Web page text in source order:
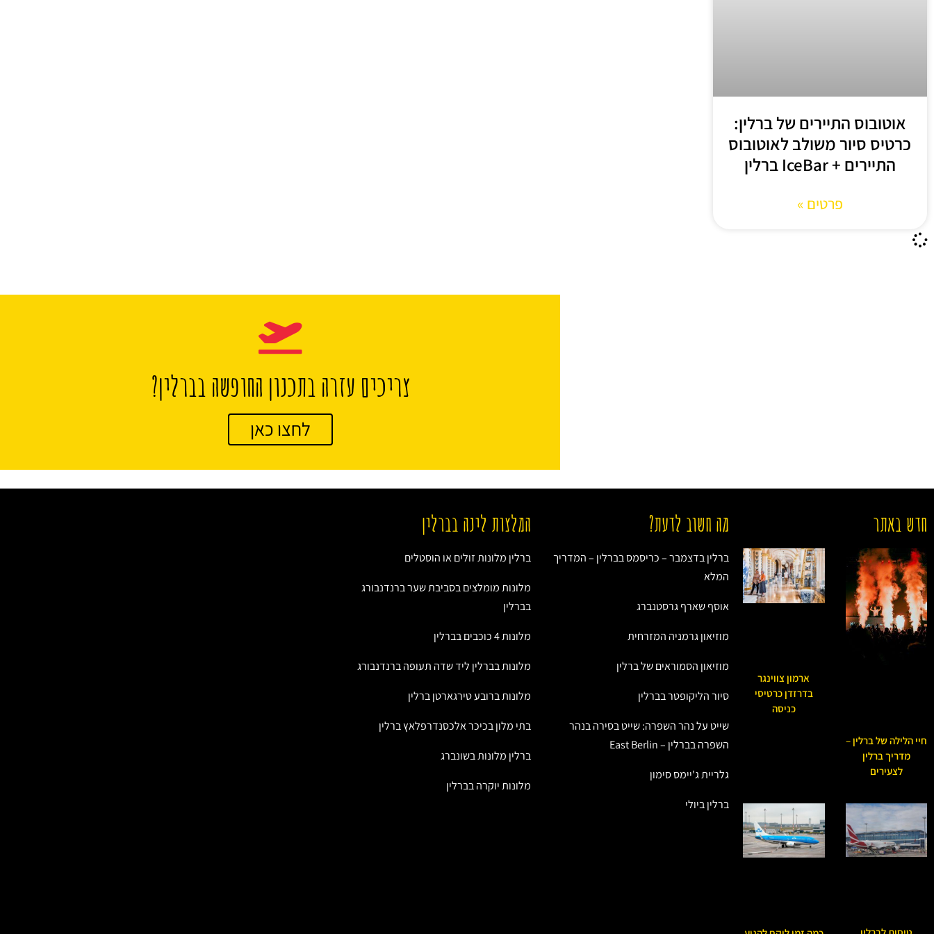
אוטובוס התיירים של ברלין:
כרטיס סיור משולב לאוטובוס
התיירים + IceBar ברלין
פרטים »
צריכים עזרה בתכנון החופשה בברלין?
לחצו כאן
חדש באתר
חיי הלילה של ברלין –
מדריך ברלין
לצעירים
ארמון צווינגר
בדרזדן כרטיסי
כניסה
מה חשוב לדעת?
ברלין בדצמבר – כריסמס בברלין – המדריך
המלא
אוסף שארף גרסטנברג
מוזיאון גרמניה המזרחית
מוזיאון הסמוראים של ברלין
סיור הליקופטר בברלין
שייט על נהר השפרה: שייט בסירה בנהר
השפרה בברלין – East Berlin
גלריית ג'יימס סימון
ברלין ביולי
המלצות לינה בברלין
ברלין מלונות זולים או הוסטלים
מלונות מומלצים בסביבת שער ברנדנבורג
בברלין
מלונות 4 כוכבים בברלין
מלונות בברלין ליד שדה תעופה ברנדנבורג
מלונות ברובע טירגארטן ברלין
בתי מלון בכיכר אלכסנדרפלאץ ברלין
ברלין מלונות בשונברג
מלונות יוקרה בברלין